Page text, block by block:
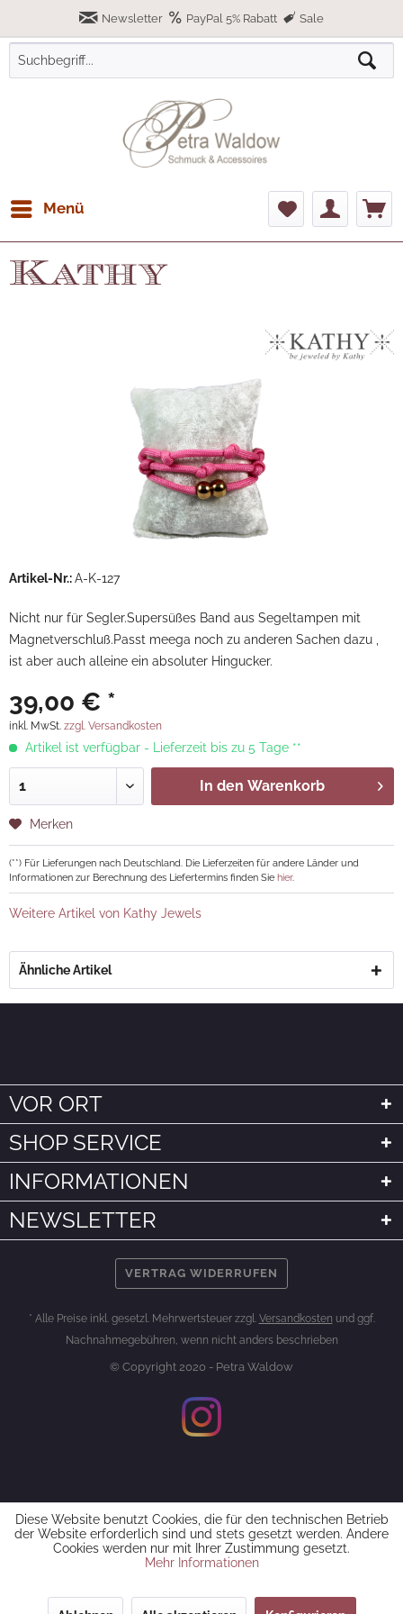
Newsletter PayPal 5% Rabatt Sale
Menü
Kathy
Artikel-Nr.:A-K-127
Nicht nur für Segler.Supersüßes Band aus Segeltampen mit
Magnetverschluß.Passt meega noch zu anderen Sachen dazu ,
ist aber auch alleine ein absoluter Hingucker.
39,00 € *
inkl. MwSt. zzgl. Versandkosten
Artikel ist verfügbar - Lieferzeit bis zu 5 Tage **
In den Warenkorb
Merken
(**) Für Lieferungen nach Deutschland. Die Lieferzeiten für andere Länder und
Informationen zur Berechnung des Liefertermins finden Sie hier.
Weitere Artikel von Kathy Jewels
Ähnliche Artikel
VOR ORT
SHOP SERVICE
INFORMATIONEN
NEWSLETTER
VERTRAG WIDERRUFEN
* Alle Preise inkl. gesetzl. Mehrwertsteuer zzgl. Versandkosten und ggf.
Nachnahmegebühren, wenn nicht anders beschrieben
© Copyright 2020 - Petra Waldow
Diese Website benutzt Cookies, die für den technischen Betrieb
der Website erforderlich sind und stets gesetzt werden. Andere
Cookies werden nur mit Ihrer Zustimmung gesetzt.
Mehr Informationen